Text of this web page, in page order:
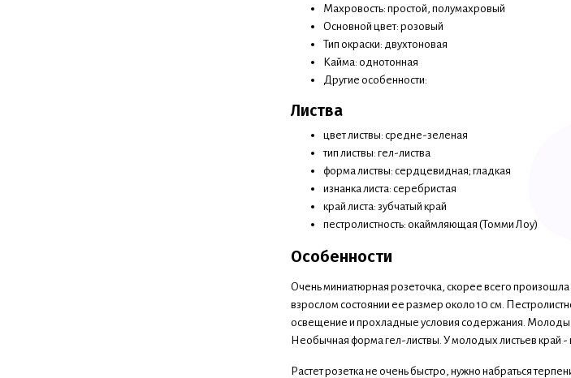
Махровость: простой, полумахровый
Основной цвет: розовый
Тип окраски: двухтоновая
Кайма: однотонная
Другие особенности:
Листва
цвет листвы: средне-зеленая
тип листвы: гел-листва
форма листвы: сердцевидная; гладкая
изнанка листа: серебристая
край листа: зубчатый край
пестролистность: окаймляющая (Томми Лоу)
Особенности
Очень миниатюрная розеточка, скорее всего произошла
взрослом состоянии ее размер около 10 см.
освещение и прохладные условия содержания.
Необычная форма гел-листвы. У молодых листьев край -
Растет розетка не очень быстро, нужно набраться